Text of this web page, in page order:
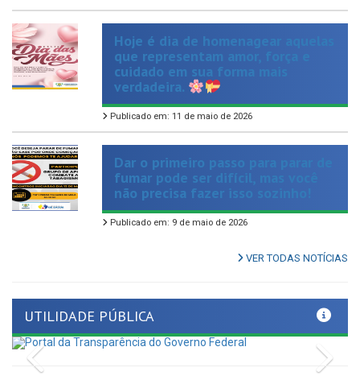
Hoje é dia de homenagear aquelas
que representam amor, força e
cuidado em sua forma mais
verdadeira.
Publicado em: 11 de maio de 2026
Dar o primeiro passo para parar de
fumar pode ser difícil, mas você
não precisa fazer isso sozinho!
Publicado em: 9 de maio de 2026
VER TODAS NOTÍCIAS
Previous
LINKS ÚTEIS